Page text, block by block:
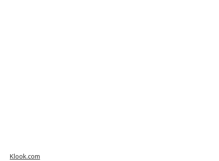
Klook.com